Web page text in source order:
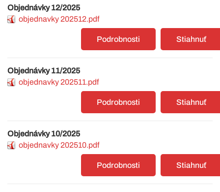
Objednávky 12/2025
objednavky 202512.pdf
Stiahnuť
Podrobnosti
Objednávky 11/2025
objednavky 202511.pdf
Stiahnuť
Podrobnosti
Objednávky 10/2025
objednavky 202510.pdf
Stiahnuť
Podrobnosti